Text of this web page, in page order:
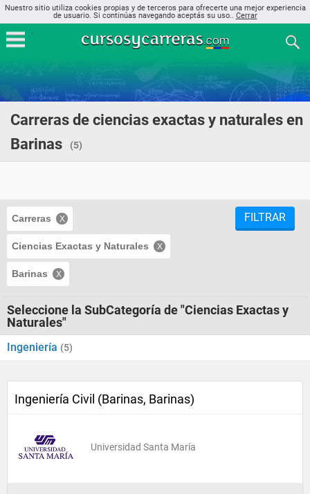
Nuestro sitio utiliza cookies propias y de terceros para ofrecerte una mejor experiencia
de usuario. Si continúas navegando aceptás su uso.. Cerrar
Carreras de ciencias exactas y naturales en
Barinas
(5)
Carreras
Ciencias Exactas y Naturales
Barinas
FILTRAR
Seleccione la SubCategoría de "Ciencias Exactas y
Naturales"
Ingeniería (5)
Ingeniería Civil (Barinas, Barinas)
Universidad Santa María